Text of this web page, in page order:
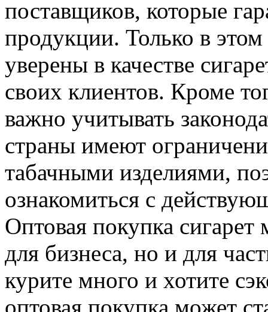
поставщиков, которые
продукции. Только в
уверены в качестве
своих клиентов. Кроме
важно учитывать
страны имеют
табачными изделиями,
ознакомиться с
Оптовая покупка
для бизнеса, но и для
курите много и хотите
оптовая покупка может